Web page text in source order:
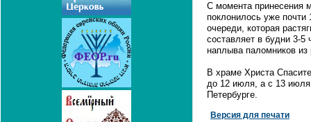
С момента принесения
поклонилось уже
очереди, которая
составляет в будни 3-5
наплыва паломников из
В храме Христа
до 12 июля, а с 13 июля
Петербурге.
Версия для печати